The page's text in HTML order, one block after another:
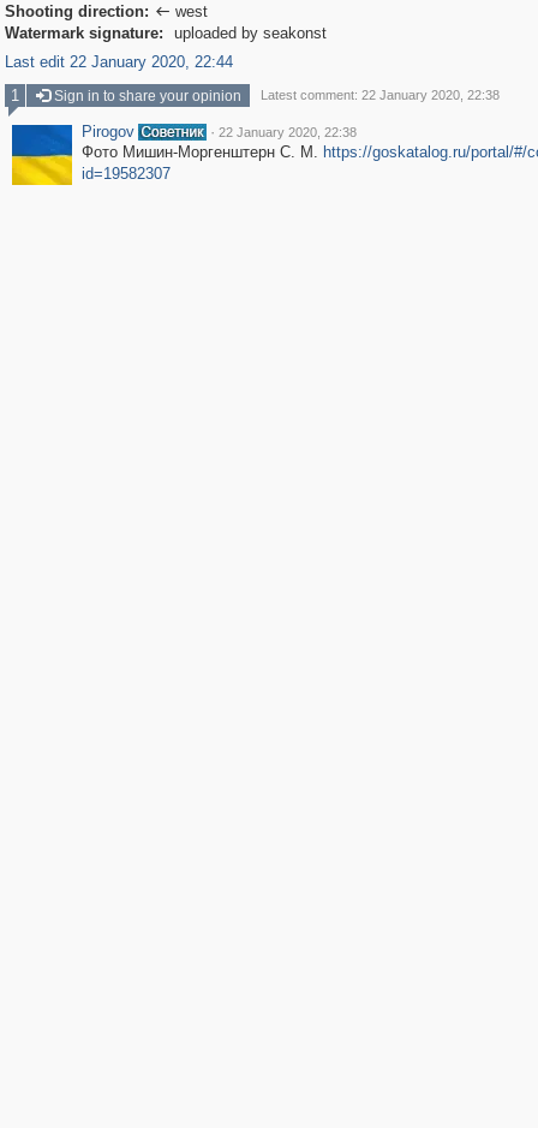
Shooting direction:  west
Watermark signature:
uploaded by seakonst
Last edit 22 January 2020, 22:44
1
Sign in to share your opinion Latest comment: 22 January 2020, 22:38
Pirogov · 22 January 2020, 22:38
Фото Мишин-Моргенштерн С. М. https://goskatalog.ru/portal/#/
id=19582307